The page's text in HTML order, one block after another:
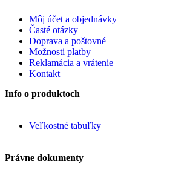
Môj účet a objednávky
Časté otázky
Doprava a poštovné
Možnosti platby
Reklamácia a vrátenie
Kontakt
Info o produktoch
Veľkostné tabuľky
Právne dokumenty